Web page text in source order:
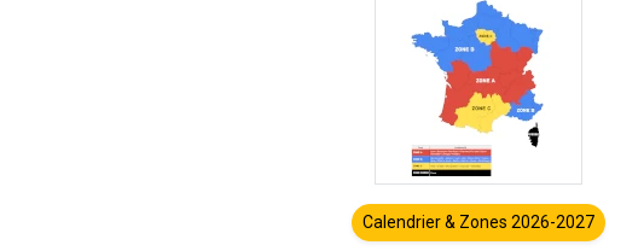
Calendrier & Zones 2026-2027